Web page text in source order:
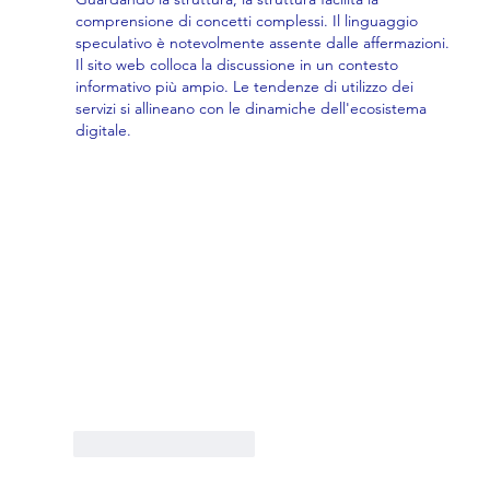
subito a prepararti con noi
comprensione di concetti complessi. Il linguaggio
speculativo è notevolmente assente dalle affermazioni.
Il sito web colloca la discussione in un contesto
informativo più ampio. Le tendenze di utilizzo dei
servizi si allineano con le dinamiche dell'ecosistema
digitale.